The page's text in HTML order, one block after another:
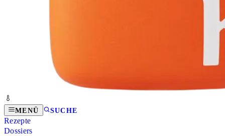
MENÜ SUCHE
Rezepte
Dossiers